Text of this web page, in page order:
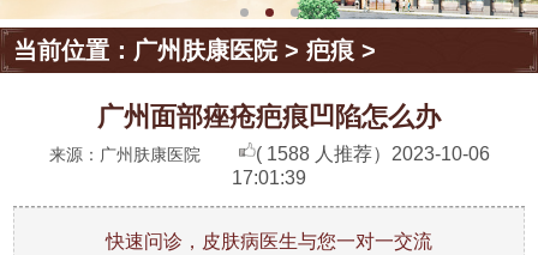
当前位置： 广州肤康医院>疤痕 >
广州面部痤疮疤痕凹陷怎么办
来源：广州肤康医院 ( 1588 人推荐） 2023-10-06
17:01:39
快速问诊，皮肤病医生与您一对一交流